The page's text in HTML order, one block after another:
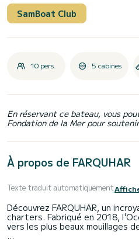
SamBoat Club
10 pers. 5 cabines
En réservant ce bateau, vous
Fondation de la Mer pour
À propos de FARQUHAR
Texte traduit automatiquement
Découvrez FARQUHAR, un
charters. Fabriqué en 2018,
vers les plus beaux mouillages